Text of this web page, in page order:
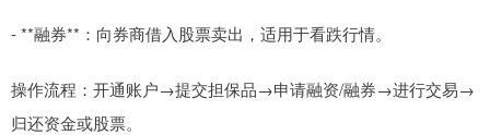
- **融券**：向券商借入股票卖出，适用于看跌行情。
操作流程：开通账户→提交担保品→申请融资/融券→进行交易→
归还资金或股票。